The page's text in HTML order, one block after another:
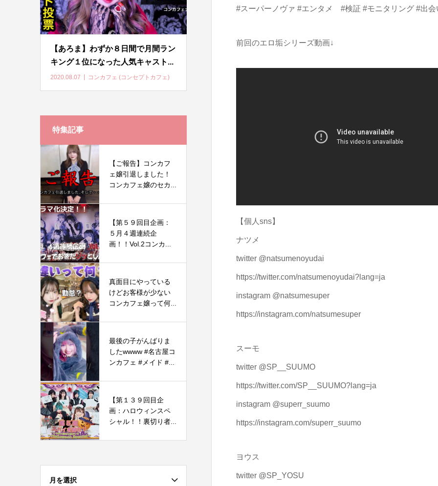
#スーパーノヴァ #エンタメ #検証 #モニタリング #出会
前回のエロ垢シリーズ動画↓
【個人sns】
ナツメ
twitter @natsumenoyudai
https://twitter.com/natsumenoyudai?lang=ja
instagram @natsumesuper
https://instagram.com/natsumesuper
スーモ
twitter @SP__SUUMO
https://twitter.com/SP__SUUMO?lang=ja
instagram @superr_suumo
https://instagram.com/superr_suumo
ヨウス
twitter @SP_YOSU
【あろま】わずか８日間で月間ラン
キング１位になった人気キャスト...
2020.08.07 コンカフェ (コンセプトカフェ)
特集記事
【ご報告】コンカフ
ェ嬢引退しました！
コンカフェ嬢のセカ...
【第５９回目企画：
５月４週連続企
画！！Vol.2コンカ...
真面目にやっている
けどお客様が少ない
コンカフェ嬢って何...
最後の子がんばりま
したwwww #名古屋コ
ンカフェ #メイド #...
【第１３９回目企
画：ハロウィンスペ
シャル！！裏切り者...
月を選択